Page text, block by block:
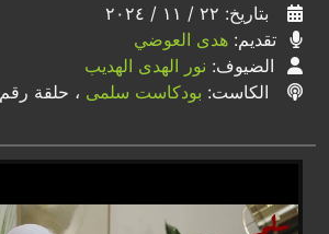
بتاريخ: ٢٢ / ١١ / ٢٠٢٤
تقديم: هدى العوضي
الضيوف: نور الهدى الهديب
الكاست: بودكاست سلمى ، حلقة رقم ٨